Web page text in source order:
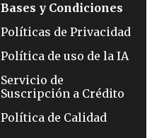
Bases y Condiciones
Políticas de Privacidad
Política de uso de la IA
Servicio de
Suscripción a Crédito
Política de Calidad